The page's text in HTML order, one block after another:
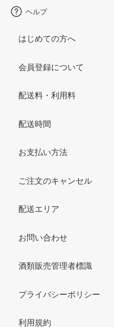
ヘルプ
はじめての方へ
会員登録について
配送料・利用料
配送時間
お支払い方法
ご注文のキャンセル
配送エリア
お問い合わせ
酒類販売管理者標識
プライバシーポリシー
利用規約